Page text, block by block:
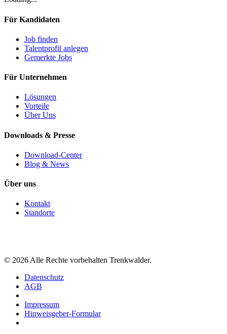
Für Kandidaten
Job finden
Talentprofil anlegen
Gemerkte Jobs
Für Unternehmen
Lösungen
Vorteile
Über Uns
Downloads & Presse
Download-Center
Blog & News
Über uns
Kontakt
Standorte
© 2026 Alle Rechte vorbehalten Trenkwalder.
Datenschutz
AGB
Impressum
Hinweisgeber-Formular